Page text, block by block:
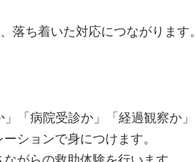
落ち着いた対応につながります。
「病院受診か」「経過観察か」
ションで身につけます。